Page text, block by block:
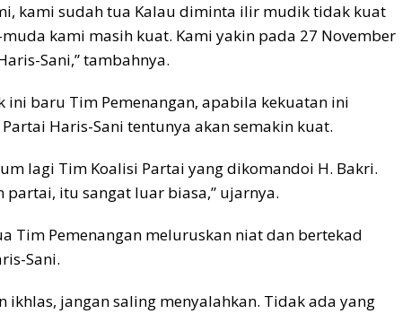
kami sudah tua Kalau diminta ilir mudik tidak kuat
kami masih kuat. Kami yakin pada 27 November
Sani,” tambahnya.
ini baru Tim Pemenangan, apabila kekuatan ini
Haris-Sani tentunya akan semakin kuat.
lagi Tim Koalisi Partai yang dikomandoi H. Bakri.
partai, itu sangat luar biasa,” ujarnya.
Tim Pemenangan meluruskan niat dan bertekad
Sani.
jangan saling menyalahkan. Tidak ada yang